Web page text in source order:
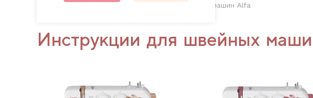
Инструкции Инструкции для швейных машин Alfa
Инструкции для швейных